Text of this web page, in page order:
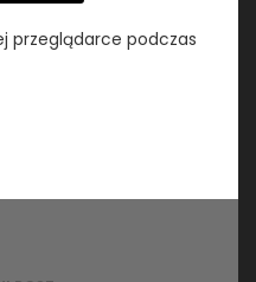
przeglądarce podczas